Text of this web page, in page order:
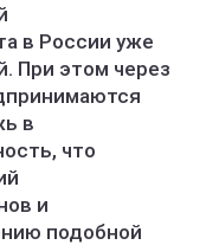
в России уже
При этом через
в
что
и
подобной